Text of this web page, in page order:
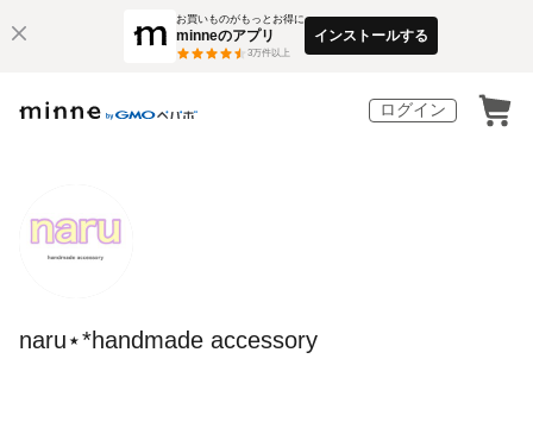
お買いものがもっとお得に
minneのアプリ
3万件以上
インストールする
ログイン
naru⋆*handmade accessory